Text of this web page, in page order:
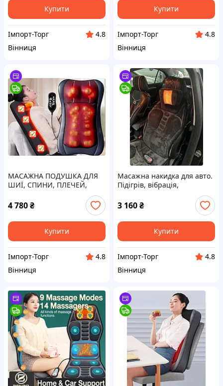
Купити
Імпорт-Торг
4.8
Вінниця
Купити
Імпорт-Торг
4.8
Вінниця
МАСАЖНА ПОДУШКА ДЛЯ
ШИЇ, СПИНИ, ПЛЕЧЕЙ,
ПОДУШКА ДЛЯ ТІЛА
4 780₴
Купити
Імпорт-Торг
4.8
Вінниця
Масажна накидка для авто.
Підігрів, вібрація,
Преміум якість!
3 160₴
Купити
Імпорт-Торг
4.8
Вінниця